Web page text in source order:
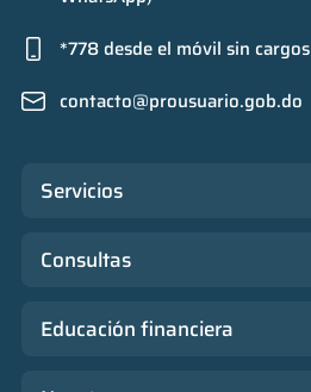
*778 desde el móvil sin cargos
contacto@prousuario.gob.do
Servicios
Consultas
Educación financiera